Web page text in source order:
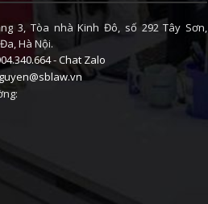
3, Tòa nhà Kinh Đô, số 292 Tây Sơn,
Hà Nội.
-Chat Zalo